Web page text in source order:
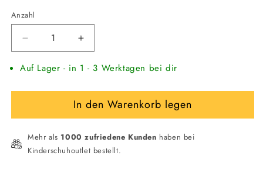
Anzahl
Verringere
die
Menge
PUMA
Pro
Sneaker
Erhöhe
die
Menge
PUMA
CA
Pro
Sneaker
Auf Lager - in 1 - 3 Werktagen bei dir
In den Warenkorb legen
Mehr als 1000 zufriedene Kunden haben bei
Kinderschuhoutlet bestellt.